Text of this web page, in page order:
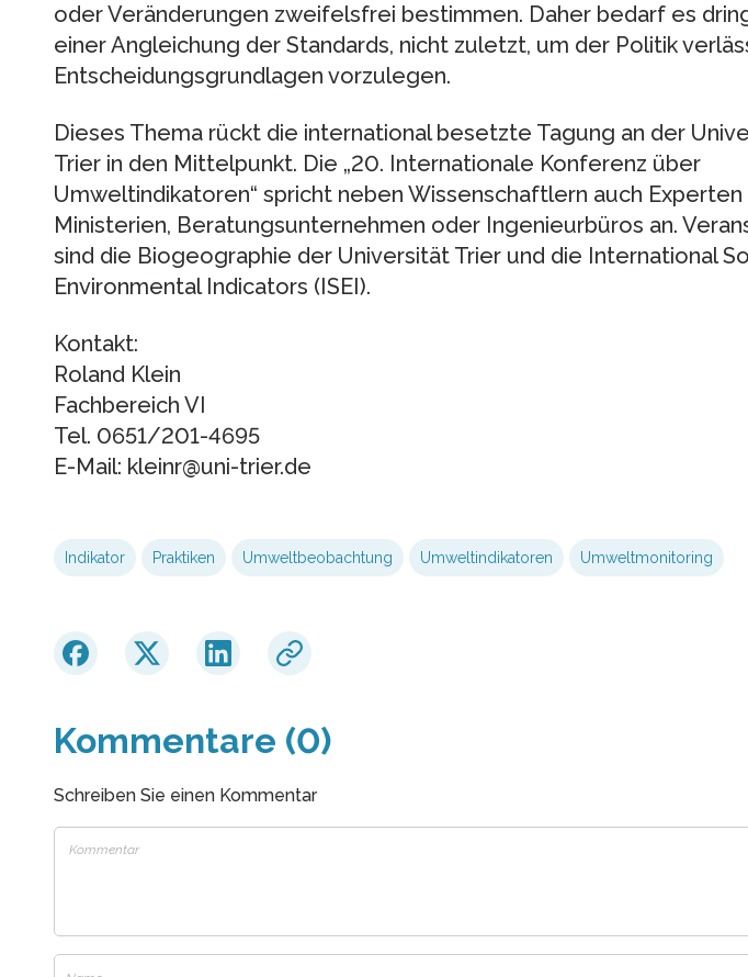
oder Veränderungen zweifelsfrei bestimmen. Daher bedarf es
einer Angleichung der Standards, nicht zuletzt, um der Politik
Entscheidungsgrundlagen vorzulegen.
Dieses Thema rückt die international besetzte Tagung an der
Trier in den Mittelpunkt. Die „20. Internationale Konferenz über
Umweltindikatoren“ spricht neben Wissenschaftlern auch Experten
Ministerien, Beratungsunternehmen oder Ingenieurbüros an.
sind die Biogeographie der Universität Trier und die International
Environmental Indicators (ISEI).
Kontakt:
Roland Klein
Fachbereich VI
Tel. 0651/201-4695
E-Mail: kleinr@uni-trier.de
Indikator Praktiken Umweltbeobachtung Umweltindikatoren Umweltmonitoring
Kommentare (0)
Schreiben Sie einen Kommentar